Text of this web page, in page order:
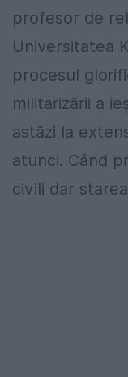
profesor de
Universitatea
procesul
militarizării a
astăzi la
atunci. Când
civili dar